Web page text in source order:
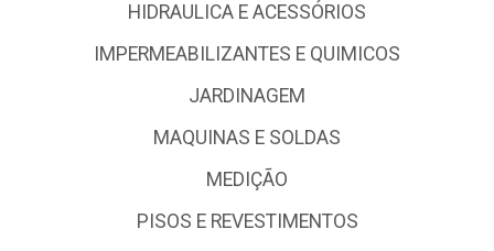
HIDRAULICA E ACESSÓRIOS
IMPERMEABILIZANTES E QUIMICOS
JARDINAGEM
MAQUINAS E SOLDAS
MEDIÇÃO
PISOS E REVESTIMENTOS